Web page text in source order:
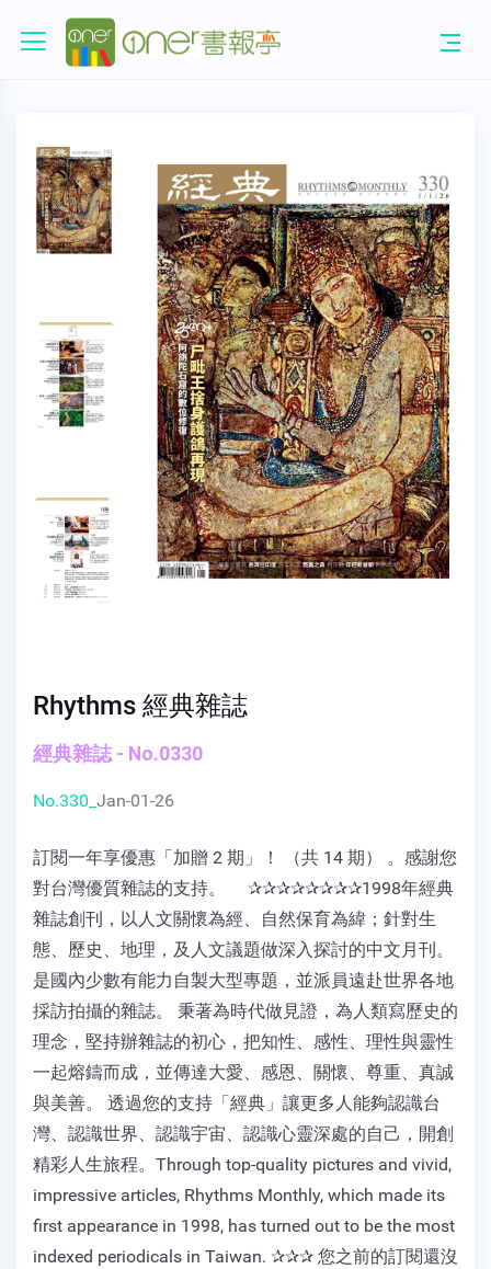
Rhythms 經典雜誌
經典雜誌 - No.0330
No.330_ Jan-01-26
訂閱一年享優惠「加贈 2 期」！ （共 14 期） 。感謝您
對台灣優質雜誌的支持。 ✰✰✰✰✰✰✰✰1998年經典
雜誌創刊，以人文關懷為經、自然保育為緯；針對生
態、歷史、地理，及人文議題做深入探討的中文月刊。
是國內少數有能力自製大型專題，並派員遠赴世界各地
採訪拍攝的雜誌。 秉著為時代做見證，為人類寫歷史的
理念，堅持辦雜誌的初心，把知性、感性、理性與靈性
一起熔鑄而成，並傳達大愛、感恩、關懷、尊重、真誠
與美善。 透過您的支持「經典」讓更多人能夠認識台
灣、認識世界、認識宇宙、認識心靈深處的自己，開創
精彩人生旅程。Through top-quality pictures and vivid,
impressive articles, Rhythms Monthly, which made its
first appearance in 1998, has turned out to be the most
indexed periodicals in Taiwan. ✰✰✰ 您之前的訂閱還沒